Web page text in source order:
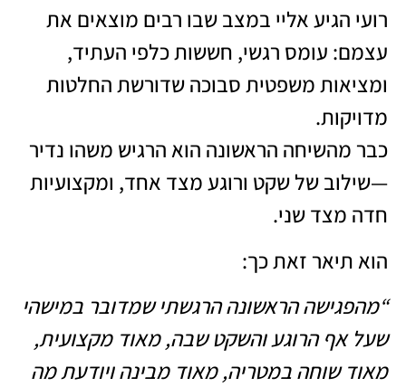
רועי הגיע אליי במצב שבו רבים מוצאים את
עצמם: עומס רגשי, חששות כלפי העתיד,
ומציאות משפטית סבוכה שדורשת החלטות
מדויקות.
כבר מהשיחה הראשונה הוא הרגיש משהו נדיר
—שילוב של שקט ורוגע מצד אחד, ומקצועיות
חדה מצד שני.
הוא תיאר זאת כך:
“מהפגישה הראשונה הרגשתי שמדובר במישהי
שעל אף הרוגע והשקט שבה, מאוד מקצועית,
מאוד שוחה במטריה, מאוד מבינה ויודעת מה